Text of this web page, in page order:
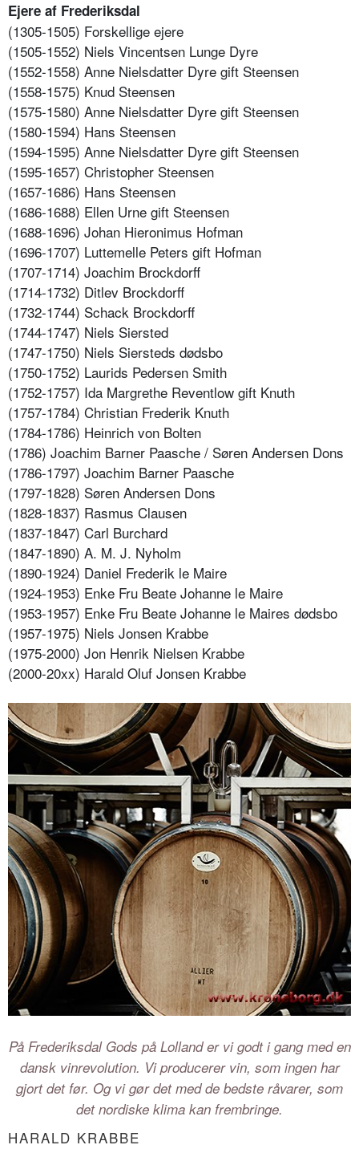
Ejere af Frederiksdal
(1305-1505) Forskellige ejere
(1505-1552) Niels Vincentsen Lunge Dyre
(1552-1558) Anne Nielsdatter Dyre gift Steensen
(1558-1575) Knud Steensen
(1575-1580) Anne Nielsdatter Dyre gift Steensen
(1580-1594) Hans Steensen
(1594-1595) Anne Nielsdatter Dyre gift Steensen
(1595-1657) Christopher Steensen
(1657-1686) Hans Steensen
(1686-1688) Ellen Urne gift Steensen
(1688-1696) Johan Hieronimus Hofman
(1696-1707) Luttemelle Peters gift Hofman
(1707-1714) Joachim Brockdorff
(1714-1732) Ditlev Brockdorff
(1732-1744) Schack Brockdorff
(1744-1747) Niels Siersted
(1747-1750) Niels Siersteds dødsbo
(1750-1752) Laurids Pedersen Smith
(1752-1757) Ida Margrethe Reventlow gift Knuth
(1757-1784) Christian Frederik Knuth
(1784-1786) Heinrich von Bolten
(1786) Joachim Barner Paasche / Søren Andersen Dons
(1786-1797) Joachim Barner Paasche
(1797-1828) Søren Andersen Dons
(1828-1837) Rasmus Clausen
(1837-1847) Carl Burchard
(1847-1890) A. M. J. Nyholm
(1890-1924) Daniel Frederik le Maire
(1924-1953) Enke Fru Beate Johanne le Maire
(1953-1957) Enke Fru Beate Johanne le Maires dødsbo
(1957-1975) Niels Jonsen Krabbe
(1975-2000) Jon Henrik Nielsen Krabbe
(2000-20xx) Harald Oluf Jonsen Krabbe
På Frederiksdal Gods på Lolland er vi godt i gang med en
dansk vinrevolution. Vi producerer vin, som ingen har
gjort det før. Og vi gør det med de bedste råvarer, som
det nordiske klima kan frembringe.
HARALD KRABBE